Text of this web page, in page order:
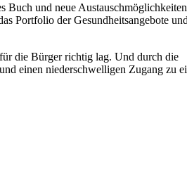
Buch und neue
Portfolio der Gesundheitsangebote
die Bürger richtig lag. Und durch die
einen niederschwelligen Zugang zu